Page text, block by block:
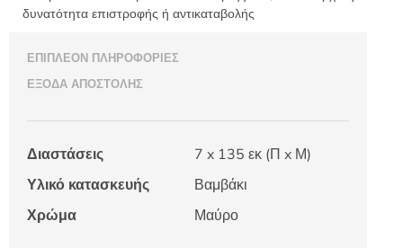
δυνατότητα επιστροφής ή αντικαταβολής
ΕΠΙΠΛΈΟΝ ΠΛΗΡΟΦΟΡΊΕΣ
ΈΞΟΔΑ ΑΠΟΣΤΟΛΉΣ
Διαστάσεις
7 x 135 εκ (Π x Μ)
Υλικό κατασκευής
Βαμβάκι
Χρώμα
Μαύρο